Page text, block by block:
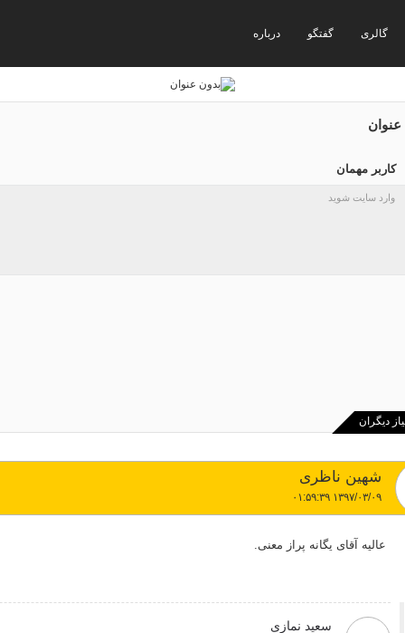
گالری گفتگو درباره
عنوان
کاربر مهمان
دیگران
شهین ناظری
۱۳۹۷/۰۳/۰۹ ۰۱:۵۹:۳۹
عالیه آقای یگانه پراز معنی.
سعید نمازی